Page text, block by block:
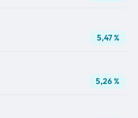
5,47 %
5,26 %